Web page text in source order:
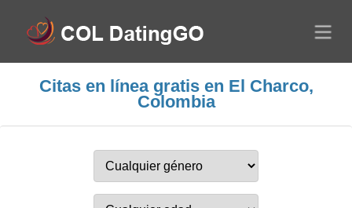
Citas en línea gratis en El Charco,
Colombia